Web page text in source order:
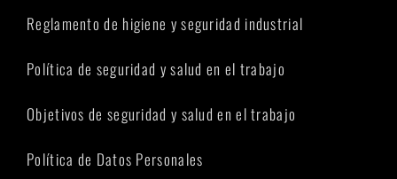
Reglamento de higiene y seguridad industrial
Política de seguridad y salud en el trabajo
Objetivos de seguridad y salud en el trabajo
Política de Datos Personales